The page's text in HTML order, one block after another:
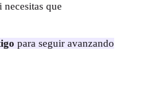
que
para seguir avanzando